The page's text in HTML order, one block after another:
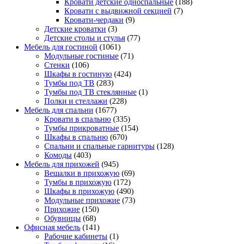
Кровати детские односпальные (188)
Кровати с выдвижной секцией (7)
Кровати-чердаки (9)
Детские кроватки (3)
Детские столы и стулья (77)
Мебель для гостиной (1061)
Модульные гостиные (71)
Стенки (106)
Шкафы в гостиную (424)
Тумбы под ТВ (283)
Тумбы под ТВ стеклянные (1)
Полки и стеллажи (228)
Мебель для спальни (1677)
Кровати в спальню (335)
Тумбы прикроватные (154)
Шкафы в спальню (670)
Спальни и спальные гарнитуры (128)
Комоды (403)
Мебель для прихожей (945)
Вешалки в прихожую (69)
Тумбы в прихожую (172)
Шкафы в прихожую (490)
Модульные прихожие (73)
Прихожие (150)
Обувницы (68)
Офисная мебель (141)
Рабочие кабинеты (1)